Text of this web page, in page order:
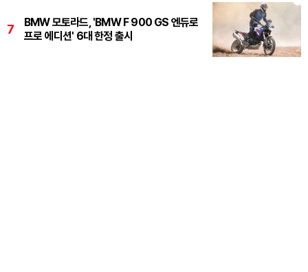
7
BMW 모토라드, 'BMW F 900 GS 엔듀로
프로 에디션' 6대 한정 출시